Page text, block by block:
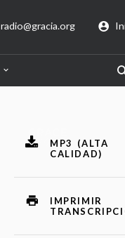
radio@gracia.org
MP3 (ALTA
CALIDAD)
IMPRIMIR